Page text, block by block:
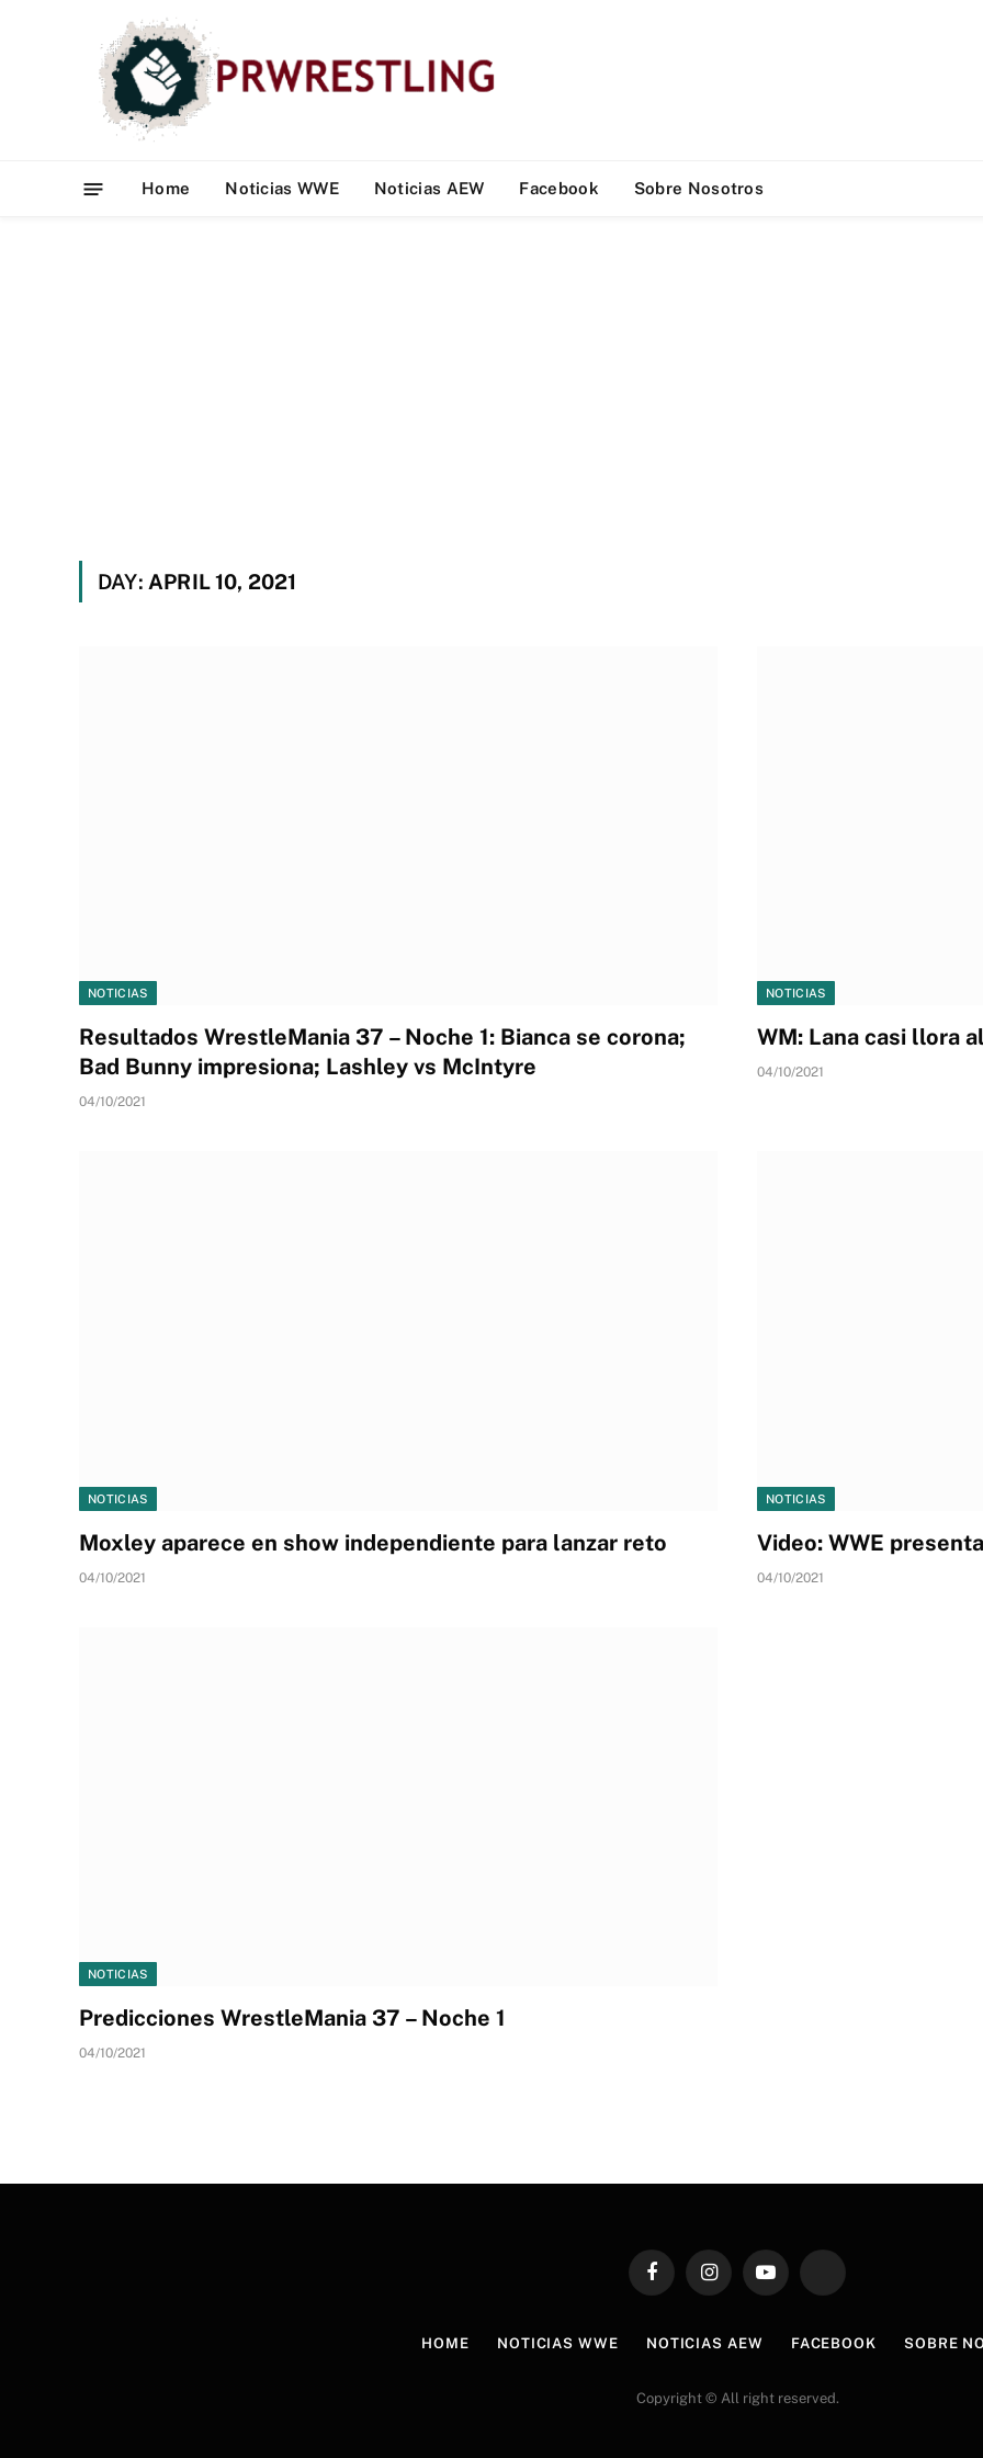
Home Noticias WWE Noticias AEW Facebook Sobre Nosotros
DAY: APRIL 10, 2021
NOTICIAS
Resultados WrestleMania 37 – Noche 1: Bianca se corona;
Bad Bunny impresiona; Lashley vs McIntyre
04/10/2021
NOTICIAS
WM: Lana casi llora
04/10/2021
NOTICIAS
Moxley aparece en show independiente para lanzar reto
04/10/2021
NOTICIAS
Video: WWE
04/10/2021
NOTICIAS
Predicciones WrestleMania 37 – Noche 1
04/10/2021
FacebookInstagramYouTube TikTok
HOME NOTICIAS WWE NOTICIAS AEW FACEBOOK SOBRE
Copyright © All right reserved.